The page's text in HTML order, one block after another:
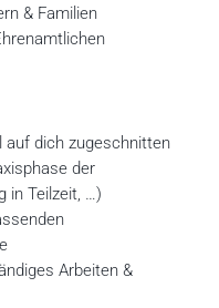
& Familien
auf dich zugeschnitten
der
in Teilzeit, …)
Arbeiten &